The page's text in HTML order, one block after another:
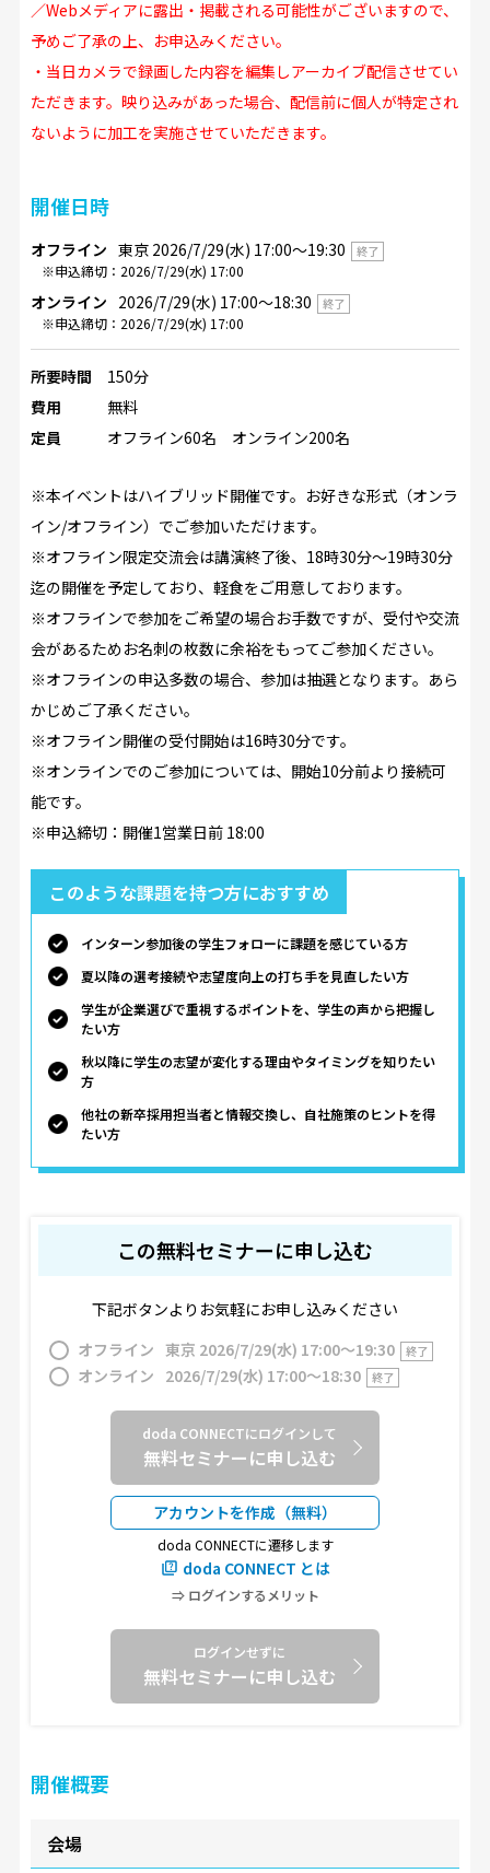
／Webメディアに露出・掲載される可能性がございますので、
予めご了承の上、お申込みください。
・当日カメラで録画した内容を編集しアーカイブ配信させてい
ただきます。映り込みがあった場合、配信前に個人が特定され
ないように加工を実施させていただきます。
開催日時
オフライン 東京 2026/7/29(水) 17:00〜19:30 終了
※申込締切：2026/7/29(水) 17:00
オンライン 2026/7/29(水) 17:00〜18:30 終了
※申込締切：2026/7/29(水) 17:00
所要時間
150分
費用
無料
定員
オフライン60名 オンライン200名
※本イベントはハイブリッド開催です。お好きな形式（オンラ
イン/オフライン）でご参加いただけます。
※オフライン限定交流会は講演終了後、18時30分～19時30分
迄の開催を予定しており、軽食をご用意しております。
※オフラインで参加をご希望の場合お手数ですが、受付や交流
会があるためお名刺の枚数に余裕をもってご参加ください。
※オフラインの申込多数の場合、参加は抽選となります。あら
かじめご了承ください。
※オフライン開催の受付開始は16時30分です。
※オンラインでのご参加については、開始10分前より接続可
能です。
※申込締切：開催1営業日前 18:00
このような課題を持つ方におすすめ
インターン参加後の学生フォローに課題を感じている方
夏以降の選考接続や志望度向上の打ち手を見直したい方
学生が企業選びで重視するポイントを、学生の声から把握し
たい方
秋以降に学生の志望が変化する理由やタイミングを知りたい
方
他社の新卒採用担当者と情報交換し、自社施策のヒントを得
たい方
この無料セミナーに申し込む
下記ボタンよりお気軽にお申し込みください
オフライン 東京 2026/7/29(水) 17:00〜19:30 終了
オンライン 2026/7/29(水) 17:00〜18:30 終了
doda CONNECTにログインして
無料セミナーに申し込む
アカウントを作成（無料）
doda CONNECTに遷移します
doda CONNECT とは
⇒ ログインするメリット
ログインせずに
無料セミナーに申し込む
開催概要
会場